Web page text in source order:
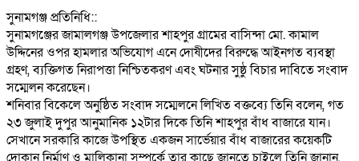
‎সুনামগঞ্জ প্রতিনিধি::
‎সুনামগঞ্জের জামালগঞ্জ উপজেলার শাহপুর গ্রামের বাসিন্দা মো. কামাল
উদ্দিনের ওপর হামলার অভিযোগ এনে দোষীদের বিরুদ্ধে আইনগত ব্যবস্থা
গ্রহণ, ব্যক্তিগত নিরাপত্তা নিশ্চিতকরণ এবং ঘটনার সুষ্ঠু বিচার দাবিতে সংবাদ
সম্মেলন করেছেন।
‎শনিবার বিকেলে অনুষ্ঠিত সংবাদ সম্মেলনে লিখিত বক্তব্যে তিনি বলেন, গত
২৩ জুলাই দুপুর আনুমানিক ১২টার দিকে তিনি শাহপুর বাঁধ বাজারে যান।
সেখানে সরকারি কাজে উপস্থিত একজন সার্ভেয়ার বাঁধ বাজারের কয়েকটি